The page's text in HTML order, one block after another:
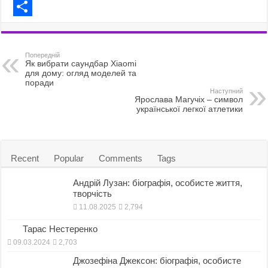
c
o
a
o
E
ia
Попередній
Як вибрати саундбар Xiaomi
для дому: огляд моделей та
поради
Наступний
Ярослава Магучіх – символ
української легкої атлетики
Recent Popular Comments Tags
Андрій Лузан: біографія, особисте життя,
творчість
11.08.2025 2,794
Тарас Нестеренко
09.03.2024 2,703
Джозефіна Джексон: біографія, особисте